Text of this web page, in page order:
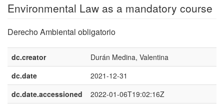
Environmental Law as a mandatory course
Derecho Ambiental obligatorio
dc.creator
Durán Medina, Valentina
dc.date
2021-12-31
dc.date.accessioned
2022-01-06T19:02:16Z